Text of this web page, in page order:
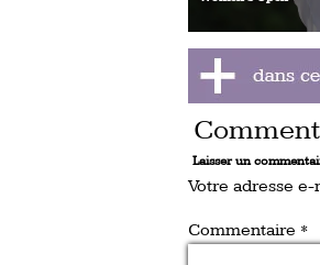
Laisser un
Votre adresse
Commentaire *